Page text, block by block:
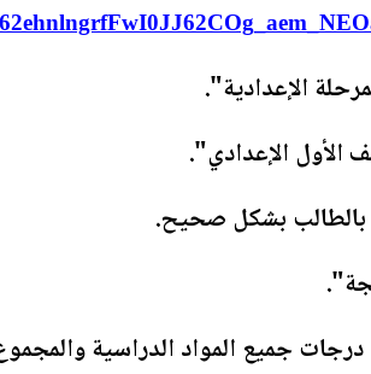
الإعدادية".
الإعدادي".
بالطالب بشكل صحيح.
جميع المواد الدراسية